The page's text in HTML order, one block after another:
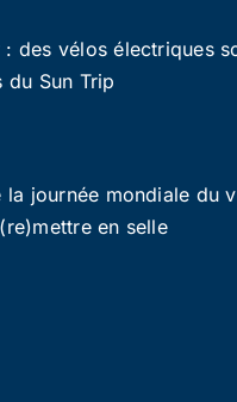
: des vélos électriques
du Sun Trip
la journée mondiale du
en selle